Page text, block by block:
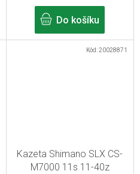
Do košíku
Kazeta Shimano SLX CS-
M7000 11s 11-40z
Kód:20028871